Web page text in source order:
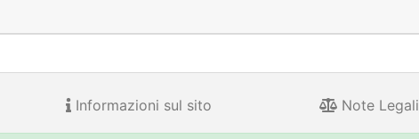
Informazioni sul sito Note Legali